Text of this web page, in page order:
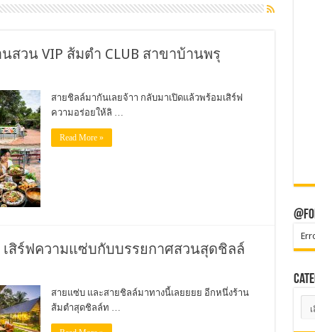
สวน VIP ส้มตำ CLUB สาขาบ้านพรุ
สายชิลล์มากันเลยจ้าา กลับมาเปิดแล้วพร้อมเสิร์ฟ
ความอร่อยให้ลิ …
Read More »
เสิร์ฟความแซ่บกับบรรยกาศสวนสุดชิลล์
สายแซ่บ และสายชิลล์มาทางนี้เลยยยย อีกหนึ่งร้าน
ส้มตำสุดชิลล์ท …